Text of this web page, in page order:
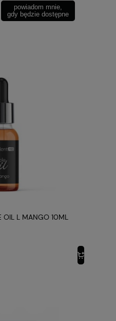
powiadom mnie,
gdy będzie dostępne
OIL L MANGO 10ML